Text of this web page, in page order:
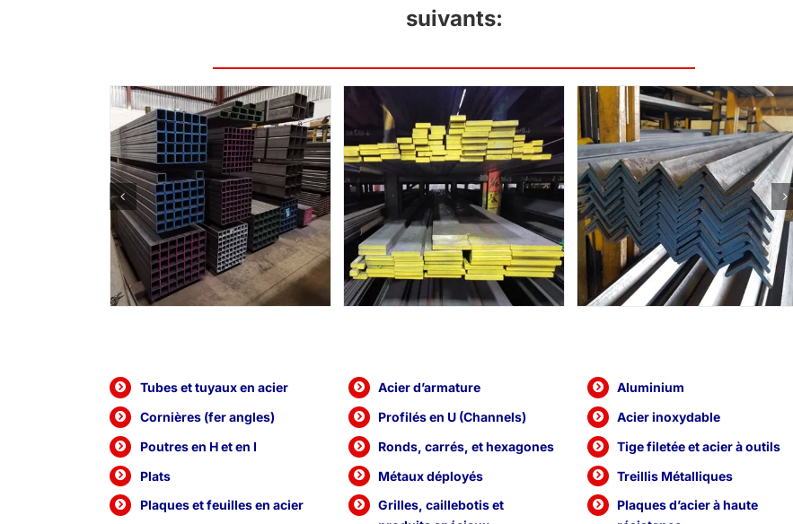
suivants:
Tubes et tuyaux en acier
Cornières (fer angles)
Poutres en H et en I
Plats
Plaques et feuilles en acier
Acier d’armature
Profilés en U (Channels)
Ronds, carrés, et hexagones
Métaux déployés
Grilles, caillebotis et
Aluminium
Acier inoxydable
Tige filetée et acier à outils
Treillis Métalliques
Plaques d’acier à haute